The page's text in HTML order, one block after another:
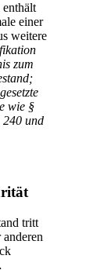
einer
weitere
zum
wie §
240 und
tritt